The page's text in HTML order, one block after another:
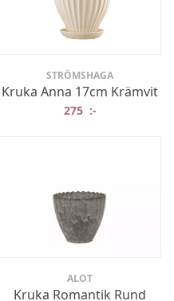
STRÖMSHAGA
Kruka Anna 17cm Krämvit
275 :-
ALOT
Kruka Romantik Rund